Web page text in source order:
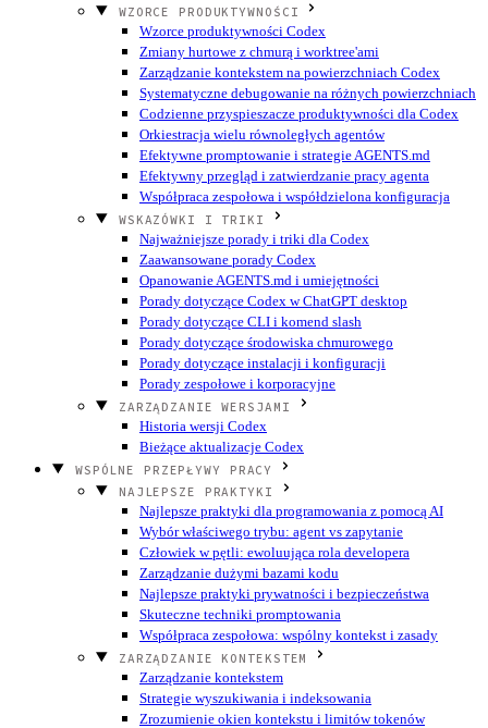
WZORCE PRODUKTYWNOŚCI
Wzorce produktywności Codex
Zmiany hurtowe z chmurą i worktree'ami
Zarządzanie kontekstem na powierzchniach Codex
Systematyczne debugowanie na różnych powierzchniach
Codzienne przyspieszacze produktywności dla Codex
Orkiestracja wielu równoległych agentów
Efektywne promptowanie i strategie AGENTS.md
Efektywny przegląd i zatwierdzanie pracy agenta
Współpraca zespołowa i współdzielona konfiguracja
WSKAZÓWKI I TRIKI
Najważniejsze porady i triki dla Codex
Zaawansowane porady Codex
Opanowanie AGENTS.md i umiejętności
Porady dotyczące Codex w ChatGPT desktop
Porady dotyczące CLI i komend slash
Porady dotyczące środowiska chmurowego
Porady dotyczące instalacji i konfiguracji
Porady zespołowe i korporacyjne
ZARZĄDZANIE WERSJAMI
Historia wersji Codex
Bieżące aktualizacje Codex
WSPÓLNE PRZEPŁYWY PRACY
NAJLEPSZE PRAKTYKI
Najlepsze praktyki dla programowania z pomocą AI
Wybór właściwego trybu: agent vs zapytanie
Człowiek w pętli: ewoluująca rola developera
Zarządzanie dużymi bazami kodu
Najlepsze praktyki prywatności i bezpieczeństwa
Skuteczne techniki promptowania
Współpraca zespołowa: wspólny kontekst i zasady
ZARZĄDZANIE KONTEKSTEM
Zarządzanie kontekstem
Strategie wyszukiwania i indeksowania
Zrozumienie okien kontekstu i limitów tokenów